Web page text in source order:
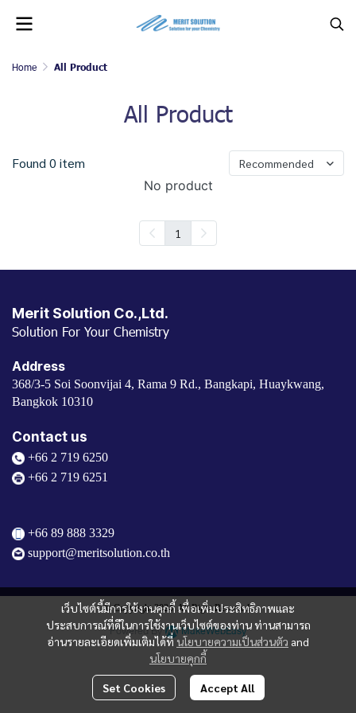
Home All Product
All Product
Found 0 item Recommended
No product
1
เว็บไซต์นี้มีการใช้งานคุกกี้ เพื่อเพิ่มประสิทธิภาพและ
ประสบการณ์ที่ดีในการใช้งานเว็บไซต์ของท่าน ท่านสามารถ
อ่านรายละเอียดเพิ่มเติมได้ที่นโยบายความเป็นส่วนตัว and
นโยบายคุกกี้
Set Cookies Accept All
Merit Solution Co.,Ltd.
Solution For Your Chemistry
Address
368/3-5 Soi Soonvijai 4, Rama 9 Rd., Bangkapi, Huaykwang,
Bangkok 10310
Contact us
+66 2 719 6250
+66 2 719 6251
+66 89 888 3329
support@meritsolution.co.th
© Copyright 2024. All Right Reserved.
Powered By MakeWebEasy